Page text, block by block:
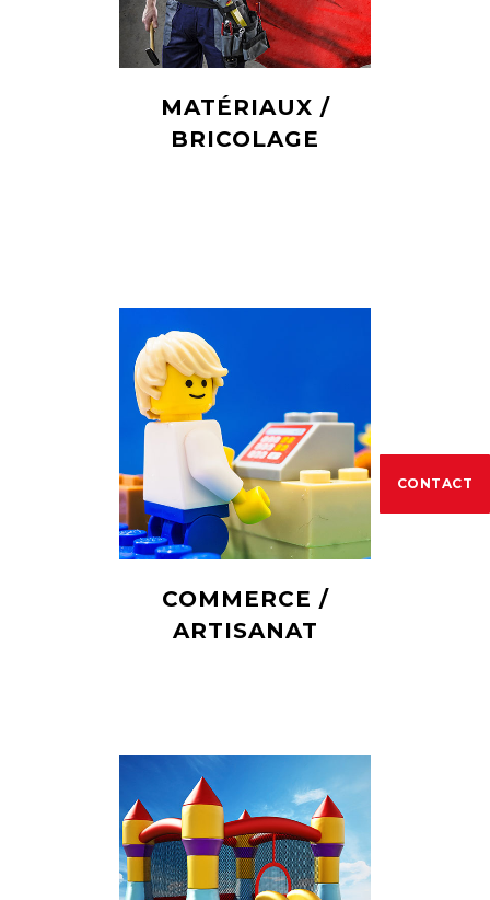
CONTACT
MATÉRIAUX /
BRICOLAGE
COMMERCE /
ARTISANAT